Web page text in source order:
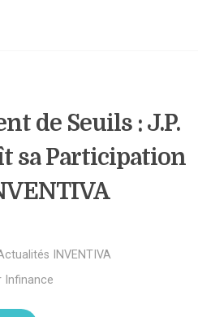
de Seuils : J.P.
sa Participation
INVENTIVA
Infinance